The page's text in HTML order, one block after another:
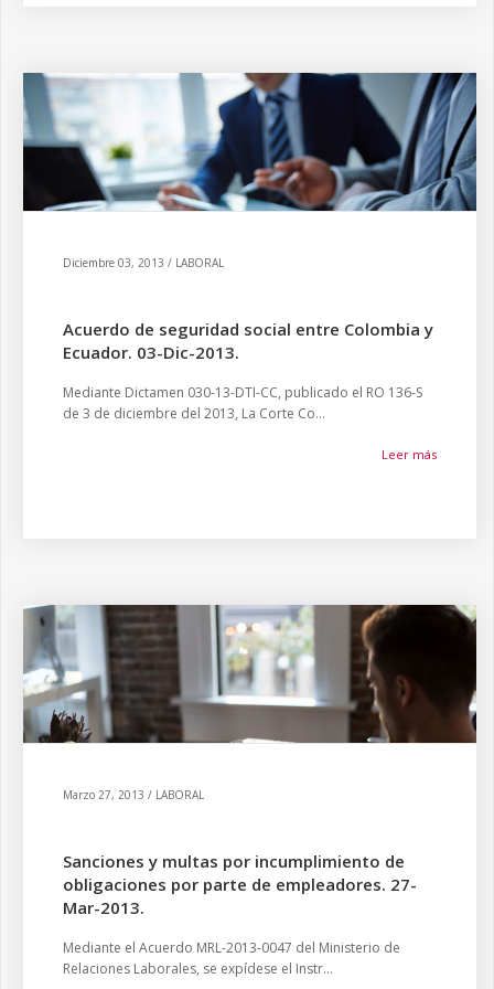
Diciembre 03, 2013 / LABORAL
Acuerdo de seguridad social entre Colombia y
Ecuador. 03-Dic-2013.
Mediante Dictamen 030-13-DTI-CC, publicado el RO 136-S
de 3 de diciembre del 2013, La Corte Co...
Leer más
Marzo 27, 2013 / LABORAL
Sanciones y multas por incumplimiento de
obligaciones por parte de empleadores. 27-
Mar-2013.
Mediante el Acuerdo MRL-2013-0047 del Ministerio de
Relaciones Laborales, se expídese el Instr...